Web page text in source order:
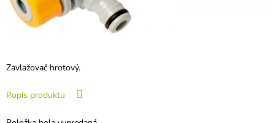
Zavlažovač hrotový.
Popis produktu